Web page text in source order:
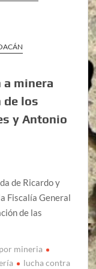
minera
de los
y Antonio
de Ricardo y
Fiscalía General
de las
mineria
lucha contra